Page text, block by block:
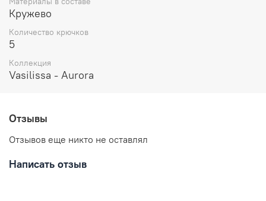
Мягкие косточки:
сохраняя ощущение естественности.
мягкой дышащей ткани, предоставляя вашей коже
максимальный комфорт.
выбор стиля и нежности. Ощутите легкость и
изысканность в каждом мгновении с Aurora.
Кружево
Количество крючков
5
Коллекция
Vasilissa - Aurora
Отзывы
Отзывов еще никто не оставлял
Написать отзыв